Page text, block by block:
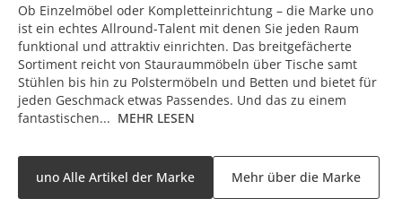
Ob Einzelmöbel oder Kompletteinrichtung – die Marke uno
ist ein echtes Allround-Talent mit denen Sie jeden Raum
funktional und attraktiv einrichten. Das breitgefächerte
Sortiment reicht von Stauraummöbeln über Tische samt
Stühlen bis hin zu Polstermöbeln und Betten und bietet für
jeden Geschmack etwas Passendes. Und das zu einem
fantastischen... MEHR LESEN
uno Alle Artikel der Marke Mehr über die Marke